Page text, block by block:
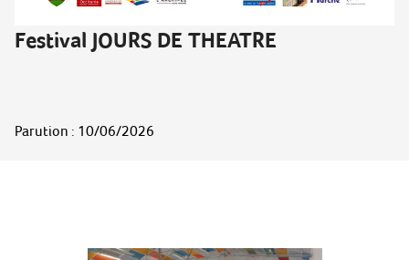
Festival JOURS DE THEATRE
Parution : 10/06/2026